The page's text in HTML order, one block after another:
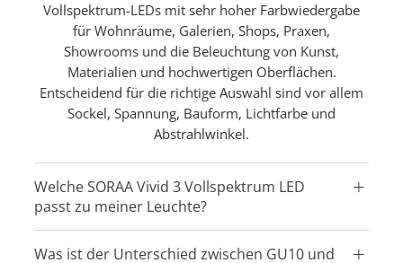
Vollspektrum-LEDs mit sehr hoher Farbwiedergabe
für Wohnräume, Galerien, Shops, Praxen,
Showrooms und die Beleuchtung von Kunst,
Materialien und hochwertigen Oberflächen.
Entscheidend für die richtige Auswahl sind vor allem
Sockel, Spannung, Bauform, Lichtfarbe und
Abstrahlwinkel.
Welche SORAA Vivid 3 Vollspektrum LED
passt zu meiner Leuchte?
Was ist der Unterschied zwischen GU10 und